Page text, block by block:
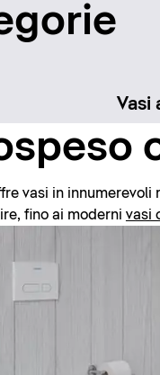
Vasi
vasi in
fino ai moderni vasi